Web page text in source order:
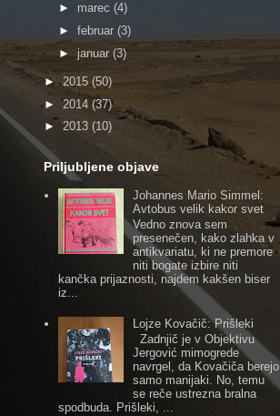
► marec (4)
► februar (3)
► januar (3)
► 2015 (50)
►2014 (37)
► 2013 (10)
Priljubljene objave
Johannes Mario Simmel:
Avtobus velik kakor svet
Vedno znova sem
presenečen, kako zlahka v
antikvariatu, ki ne premore
niti bogate izbire niti
kančka prijaznosti, najdem kakšen biser
iz...
Lojze Kovačič: Prišleki
Zadnjič je v Objektivu
Jergović mimogrede
navrgel, da Kovačiča berejo
samo manijaki. No, temu
se reče ustrezna bralna
spodbuda. Prišleki, ...